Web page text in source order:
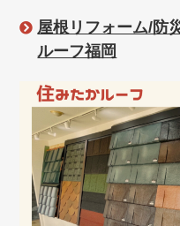
屋根リフォーム/防
ルーフ福岡